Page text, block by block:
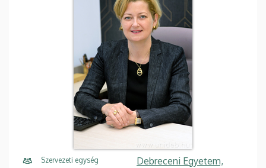
Szervezeti egység
Debreceni Egyetem,